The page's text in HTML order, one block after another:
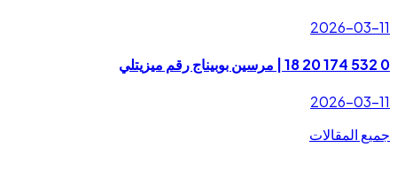
2026-03-11
0 532 174 20 18 | مرسين بوبيناج رقم ميزيتلي
2026-03-11
جميع المقالات